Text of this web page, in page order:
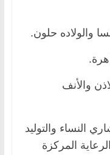
والولاده حلون.
والأنف
النساء والتوليد
المركزة